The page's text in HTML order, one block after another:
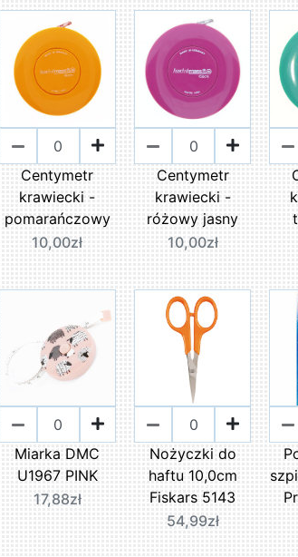
Centymetr
krawiecki -
pomarańczowy
10,00zł
Centymetr
krawiecki -
różowy jasny
10,00zł
Miarka DMC
U1967 PINK
17,88zł
Nożyczki do
haftu 10,0cm
Fiskars 5143
54,99zł